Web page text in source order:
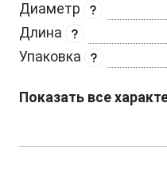
Диаметр
Длина
Упаковка
Показать все